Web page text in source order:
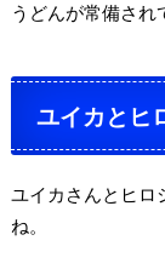
うどんが常備され
ユイカとヒ
ユイカさんとヒロ
ね。